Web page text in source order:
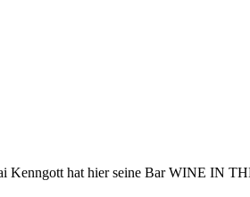
Kenngott hat hier seine Bar WINE IN